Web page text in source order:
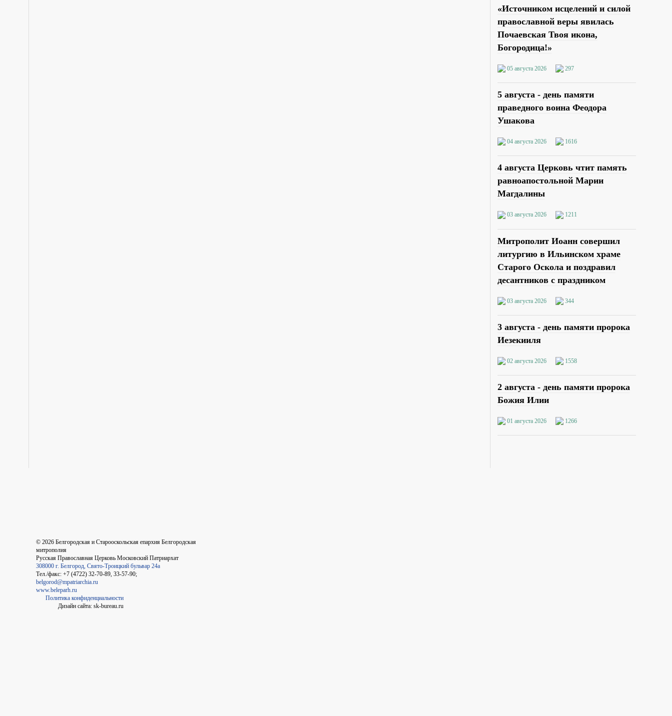
«Источником исцелений и силой
православной веры явилась
Почаевская Твоя икона,
Богородица!»
05 августа 2026 297
5 августа - день памяти
праведного воина Феодора
Ушакова
04 августа 2026 1616
4 августа Церковь чтит память
равноапостольной Марии
Магдалины
03 августа 2026 1211
Митрополит Иоанн совершил
литургию в Ильинском храме
Старого Оскола и поздравил
десантников с праздником
03 августа 2026 344
3 августа - день памяти пророка
Иезекииля
02 августа 2026 1558
2 августа - день памяти пророка
Божия Илии
01 августа 2026 1266
© 2026 Белгородская и Старооскольская епархия Белгородская
митрополия
Русская Православная Церковь Московский Патриархат
308000 г. Белгород, Свято-Троицкий бульвар 24а
Тел./факс: +7 (4722) 32-70-89, 33-57-90;
belgorod@mpatriarchia.ru
www.beleparh.ru
Политика конфиденциальности
Дизайн сайта: sk-bureau.ru